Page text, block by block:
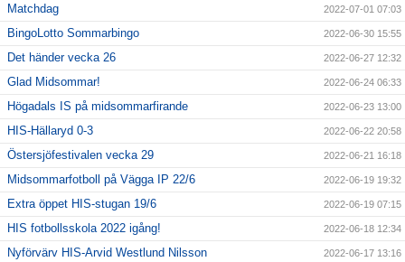
Matchdag 2022-07-01 07:03
BingoLotto Sommarbingo 2022-06-30 15:55
Det händer vecka 26 2022-06-27 12:32
Glad Midsommar! 2022-06-24 06:33
Högadals IS på midsommarfirande 2022-06-23 13:00
HIS-Hällaryd 0-3 2022-06-22 20:58
Östersjöfestivalen vecka 29 2022-06-21 16:18
Midsommarfotboll på Vägga IP 22/6 2022-06-19 19:32
Extra öppet HIS-stugan 19/6 2022-06-19 07:15
HIS fotbollsskola 2022 igång! 2022-06-18 12:34
Nyförvärv HIS-Arvid Westlund Nilsson 2022-06-17 13:16